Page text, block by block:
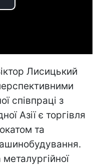
Лисицький
співпраці з
Азії є торгівля
та